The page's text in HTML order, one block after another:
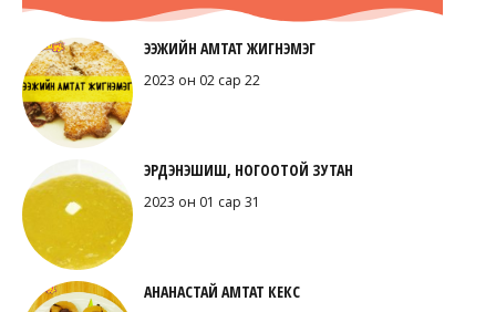
ЭЭЖИЙН АМТАТ ЖИГНЭМЭГ
2023 он 02 сар 22
ЭРДЭНЭШИШ, НОГООТОЙ ЗУТАН
2023 он 01 сар 31
АНАНАСТАЙ АМТАТ КЕКС